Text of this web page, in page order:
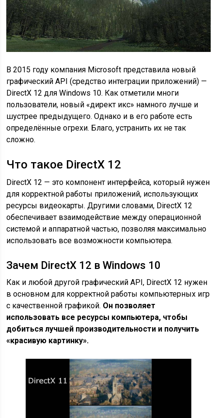
В 2015 году компания Microsoft представила новый
графический API (средство интеграции приложений) —
DirectX 12 для Windows 10. Как отметили многи
пользователи, новый «директ икс» намного лучше и
шустрее предыдущего. Однако и в его работе есть
определённые огрехи. Благо, устранить их не так
сложно.
Что такое DirectX 12
DirectX 12 — это компонент интерфейса, который нужен
для корректной работы приложений, использующих
ресурсы видеокарты. Другими словами, DirectX 12
обеспечивает взаимодействие между операционной
системой и аппаратной частью, позволяя максимально
использовать все возможности компьютера.
Зачем DirectX 12 в Windows 10
Как и любой другой графический API, DirectX 12 нужен
в основном для корректной работы компьютерных игр
с качественной графикой. Он позволяет
использовать все ресурсы компьютера, чтобы
добиться лучшей производительности и получить
«красивую картинку».